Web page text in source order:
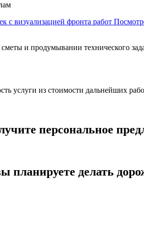
и продумывании технического
услуги из стоимости дальнейших
персональное
планируете делать